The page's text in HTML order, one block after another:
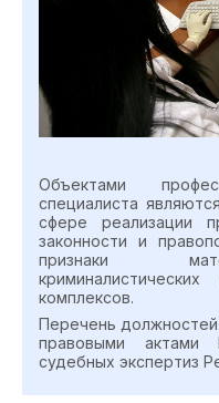
Объектами
специалиста
сфере реализации
законности и
признаки
комплексов.
Перечень
правовыми актами
судебных экспертиз